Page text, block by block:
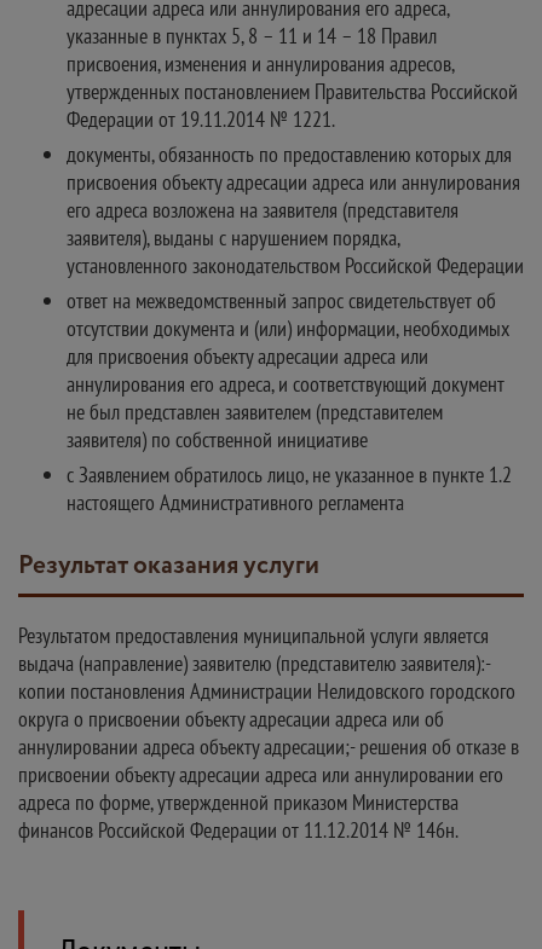
адресации адреса или аннулирования его адреса,
указанные в пунктах 5, 8 – 11 и 14 – 18 Правил
присвоения, изменения и аннулирования адресов,
утвержденных постановлением Правительства Российской
Федерации от 19.11.2014 № 1221.
документы, обязанность по предоставлению которых для
присвоения объекту адресации адреса или аннулирования
его адреса возложена на заявителя (представителя
заявителя), выданы с нарушением порядка,
установленного законодательством Российской Федерации
ответ на межведомственный запрос свидетельствует об
отсутствии документа и (или) информации, необходимых
для присвоения объекту адресации адреса или
аннулирования его адреса, и соответствующий документ
не был представлен заявителем (представителем
заявителя) по собственной инициативе
с Заявлением обратилось лицо, не указанное в пункте 1.2
настоящего Административного регламента
Результат оказания услуги
Результатом предоставления муниципальной услуги является
выдача (направление) заявителю (представителю заявителя):-
копии постановления Администрации Нелидовского городского
округа о присвоении объекту адресации адреса или об
аннулировании адреса объекту адресации;- решения об отказе в
присвоении объекту адресации адреса или аннулировании его
адреса по форме, утвержденной приказом Министерства
финансов Российской Федерации от 11.12.2014 № 146н.